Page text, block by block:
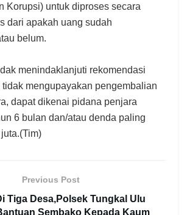
Korupsi) untuk diproses secara
dari apakah uang sudah
belum.
menindaklanjuti rekomendasi
tidak mengupayakan pengembalian
dapat dikenai pidana penjara
6 bulan dan/atau denda paling
Previous Post
Tiga Desa,Polsek Tungkal Ulu
Sembako Kepada Kaum